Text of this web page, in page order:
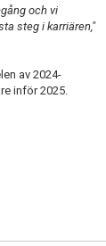
och vi
steg i karriären,"
av 2024-
inför 2025.